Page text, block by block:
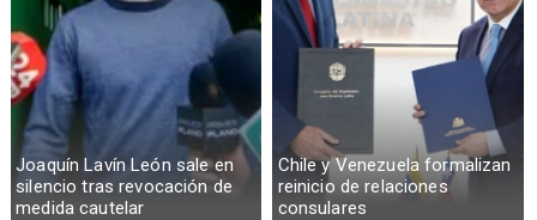
Joaquín Lavín León sale en
silencio tras revocación de
medida cautelar
Chile y Venezuela formalizan
reinicio de relaciones
consulares